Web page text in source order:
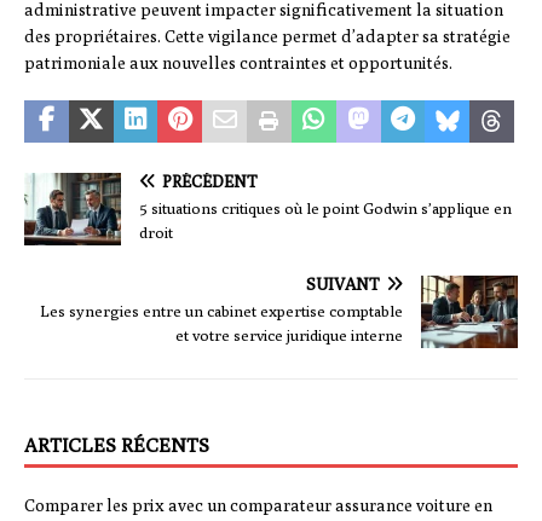
administrative peuvent impacter significativement la situation
des propriétaires. Cette vigilance permet d’adapter sa stratégie
patrimoniale aux nouvelles contraintes et opportunités.
PRÉCÉDENT
5 situations critiques où le point Godwin s’applique en
droit
SUIVANT
Les synergies entre un cabinet expertise comptable
et votre service juridique interne
ARTICLES RÉCENTS
Comparer les prix avec un comparateur assurance voiture en